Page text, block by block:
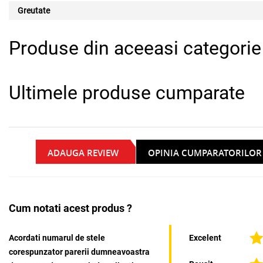
Greutate
Produse din aceeasi categorie
Ultimele produse cumparate
ADAUGA REVIEW OPINIA CUMPARATORILOR
Cum notati acest produs ?
Acordati numarul de stele
corespunzator parerii dumneavoastra
Excelent